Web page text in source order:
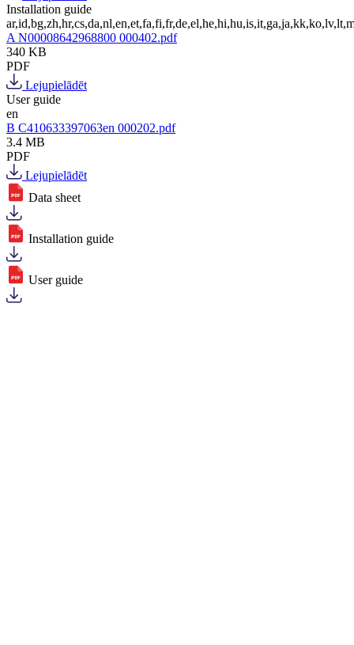
Installation guide
A N00008642968800 000402.pdf
340 KB
PDF
Lejupielādēt
User guide
en
B C410633397063en 000202.pdf
3.4 MB
PDF
Lejupielādēt
Data sheet
Installation guide
User guide